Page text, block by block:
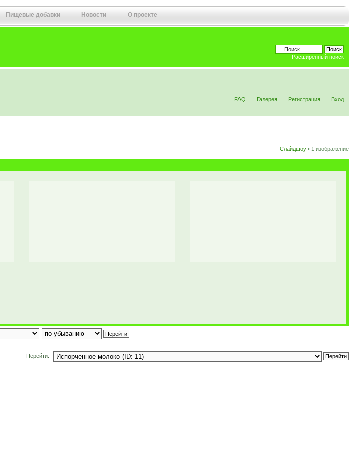
Пищевые добавки Новости О проекте
Расширенный поиск
FAQ Галерея Регистрация Вход
1 изображение
Слайдшоу •
Перейти: